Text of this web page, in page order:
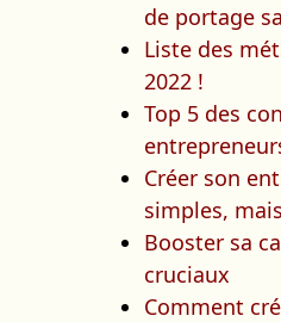
de portage
Liste des
2022 !
Top 5 des
Créer son
simples,
Booster sa
cruciaux
Comment